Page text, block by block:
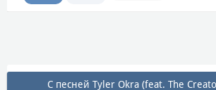
С песней Tyler Okra (feat. The